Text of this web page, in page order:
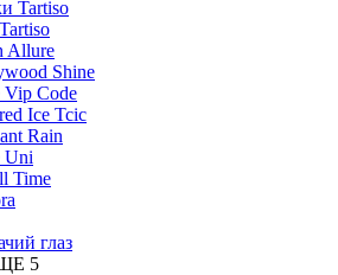
Allure
Shine
Vip Code
Ice Tcic
Rain
Uni
Time
глаз
5